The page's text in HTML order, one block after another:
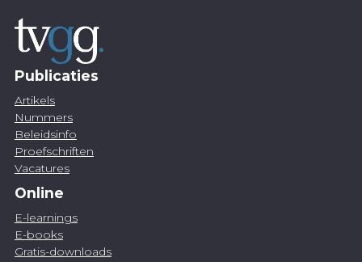
Publicaties
Artikels
Nummers
Beleidsinfo
Proefschriften
Vacatures
Online
E-learnings
E-books
Gratis-downloads